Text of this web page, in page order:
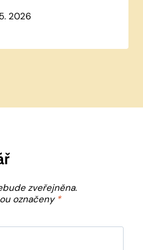
2026
zveřejněna.
označeny *